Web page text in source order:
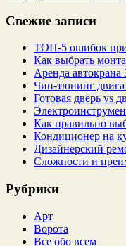
Свежие записи
ТОП-5 ошибок при
Как выбрать
Аренда
Чип‑тюнинг
Готовая дверь vs
Как правильно
Кондиционер на
Дизайнерский
Сложности и
Рубрики
Арт
Ворота
Все обо всем